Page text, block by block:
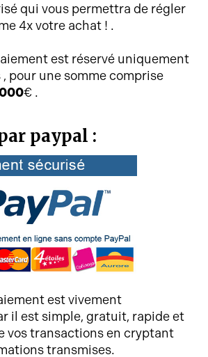
qui vous permettra de régler
4x votre achat ! .
est réservé uniquement
pour une somme comprise
€ .
paypal :
est vivement
il est simple, gratuit, rapide et
vos transactions en cryptant
transmises.